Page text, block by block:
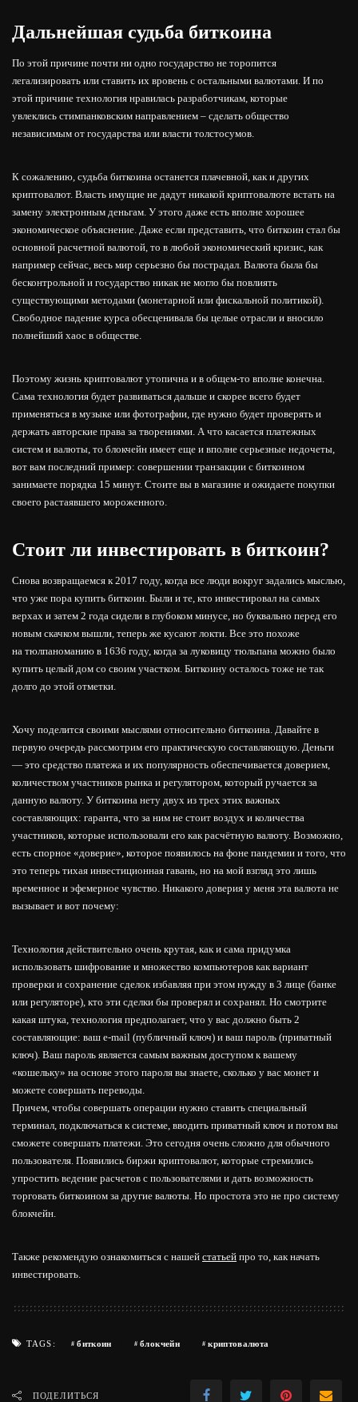
Дальнейшая судьба биткоина
По этой причине почти ни одно государство не торопится
легализировать или ставить их вровень с остальными валютами. И по
этой причине технология нравилась разработчикам, которые
увлеклись стимпанковским направлением – сделать общество
независимым от государства или власти толстосумов.
К сожалению, судьба биткоина останется плачевной, как и других
криптовалют. Власть имущие не дадут никакой криптовалюте встать на
замену электронным деньгам. У этого даже есть вполне хорошее
экономическое объяснение. Даже если представить, что биткоин стал бы
основной расчетной валютой, то в любой экономический кризис, как
например сейчас, весь мир серьезно бы пострадал. Валюта была бы
бесконтрольной и государство никак не могло бы повлиять
существующими методами (монетарной или фискальной политикой).
Свободное падение курса обесценивала бы целые отрасли и вносило
полнейший хаос в обществе.
Поэтому жизнь криптовалют утопична и в общем-то вполне конечна.
Сама технология будет развиваться дальше и скорее всего будет
применяться в музыке или фотографии, где нужно будет проверять и
держать авторские права за творениями. А что касается платежных
систем и валюты, то блокчейн имеет еще и вполне серьезные недочеты,
вот вам последний пример: совершении транзакции с биткоином
занимаете порядка 15 минут. Стоите вы в магазине и ожидаете покупки
своего растаявшего мороженного.
Стоит ли инвестировать в биткоин?
Снова возвращаемся к 2017 году, когда все люди вокруг задались мыслью,
что уже пора купить биткоин. Были и те, кто инвестировал на самых
верхах и затем 2 года сидели в глубоком минусе, но буквально перед его
новым скачком вышли, теперь же кусают локти. Все это похоже
на тюлпаноманию в 1636 году, когда за луковицу тюльпана можно было
купить целый дом со своим участком. Биткоину осталось тоже не так
долго до этой отметки.
Хочу поделится своими мыслями относительно биткоина. Давайте в
первую очередь рассмотрим его практическую составляющую. Деньги
— это средство платежа и их популярность обеспечивается доверием,
количеством участников рынка и регулятором, который ручается за
данную валюту. У биткоина нету двух из трех этих важных
составляющих: гаранта, что за ним не стоит воздух и количества
участников, которые использовали его как расчётную валюту. Возможно,
есть спорное «доверие», которое появилось на фоне пандемии и того, что
это теперь тихая инвестиционная гавань, но на мой взгляд это лишь
временное и эфемерное чувство. Никакого доверия у меня эта валюта не
вызывает и вот почему:
Технология действительно очень крутая, как и сама придумка
использовать шифрование и множество компьютеров как вариант
проверки и сохранение сделок избавляя при этом нужду в 3 лице (банке
или регуляторе), кто эти сделки бы проверял и сохранял. Но смотрите
какая штука, технология предполагает, что у вас должно быть 2
составляющие: ваш e-mail (публичный ключ) и ваш пароль (приватный
ключ). Ваш пароль является самым важным доступом к вашему
«кошельку» на основе этого пароля вы знаете, сколько у вас монет и
можете совершать переводы.
Причем, чтобы совершать операции нужно ставить специальный
терминал, подключаться к системе, вводить приватный ключ и потом вы
сможете совершать платежи. Это сегодня очень сложно для обычного
пользователя. Появились биржи криптовалют, которые стремились
упростить ведение расчетов с пользователями и дать возможность
торговать биткоином за другие валюты. Но простота это не про систему
блокчейн.
Также рекомендую ознакомиться с нашей статьей про то, как начать
инвестировать.
TAGS: биткоин блокчейн криптовалюта
ПОДЕЛИТЬСЯ